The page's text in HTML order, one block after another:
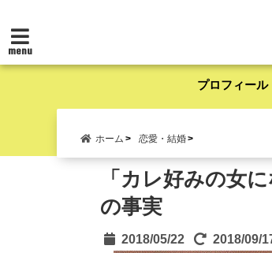
menu
プロフィール
ホーム 恋愛・結婚
「カレ好みの女
の事実
2018/05/22 2018/09/